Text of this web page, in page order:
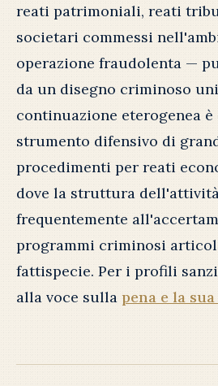
reati patrimoniali, reati
societari commessi
operazione fraudolenta —
da un disegno criminoso
continuazione eterogenea
strumento difensivo di
procedimenti per reati
dove la struttura
frequentemente
programmi criminosi
fattispecie. Per i profili
alla voce sulla pena e la